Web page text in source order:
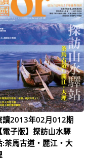
讀2013年02月012期
【電子版】探訪山水驛
:茶馬古道‧麗江‧大
價
格：
NT$199。
價
格：
NT$80。